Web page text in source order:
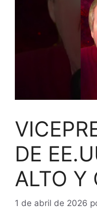
DE
ALTO Y
1 de abril de 2026